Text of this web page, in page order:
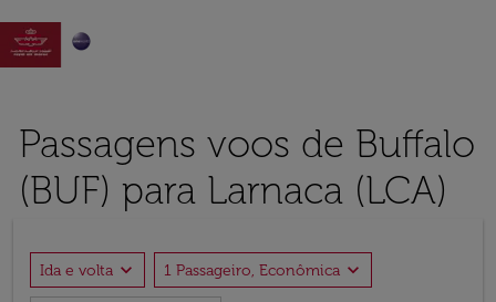

Passagens voos de Buffalo
(BUF) para Larnaca (LCA)
Ida e volta expand_more 1 Passageiro, Econômica expand_more